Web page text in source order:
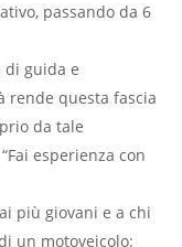
passando da 6
di guida e
rende questa fascia
da tale
esperienza con
più giovani e a chi
un motoveicolo: